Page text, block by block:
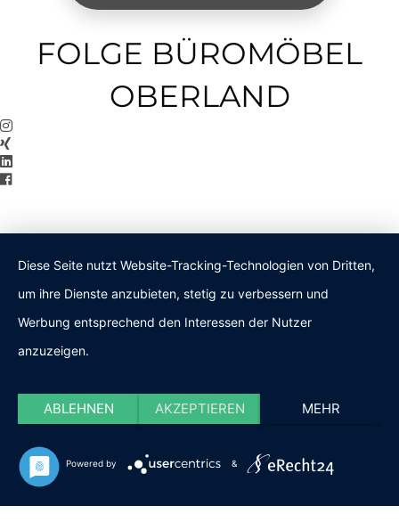
FOLGE BÜROMÖBEL
OBERLAND
Diese Seite nutzt Website-Tracking-Technologien von Dritten,
um ihre Dienste anzubieten, stetig zu verbessern und
Werbung entsprechend den Interessen der Nutzer
anzuzeigen.
ABLEHNEN AKZEPTIEREN MEHR
Powered by &